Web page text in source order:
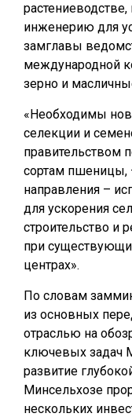
инженерию для
замглавы
международной
зерно и
«Необходимы
селекции и
правительством
сортам пшеницы,
направления –
для ускорения
строительство и
при
центрах».
По словам
из основных
отраслью на
ключевых задач
развитие
Минсельхозе
нескольких